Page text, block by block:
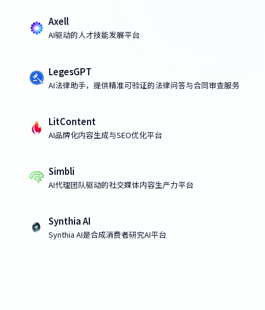
Axell
AI驱动的人才技能发展平台
LegesGPT
AI法律助手，提供精准可验证的法律问答与合同审查服务
LitContent
AI品牌化内容生成与SEO优化平台
Simbli
AI代理团队驱动的社交媒体内容生产力平台
Synthia AI
Synthia AI是合成消费者研究AI平台